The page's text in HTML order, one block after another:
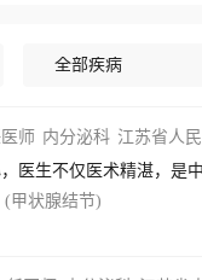
全部疾病
师 内分泌科 江苏省人
医生不仅医术精湛，是
(甲状腺结节)